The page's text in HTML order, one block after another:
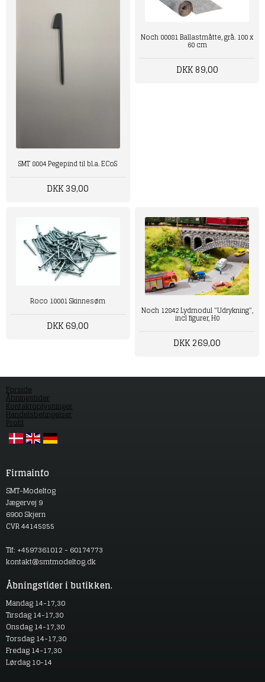
SMT 8004 Pegepind til bl.a. ECoS
DKK 39,00
Noch 00081 Ballastmåtte, grå. 100 x
60 cm
DKK 89,00
Roco 10001 Skinnesøm
DKK 69,00
Noch 12842 Lydmodul "Udrykning",
incl figurer, H0
DKK 269,00
Forside
Åbningstider
Kontaktoplysninger
Handelsbetingelser
Profil
Firmainfo
SMT-Modeltog
Jægervej 9
6900 Skjern
CVR 44145855
Tlf: +4597361012 - 60174773
kontakt@smtmodeltog.dk
Åbningstider i butikken.
Mandag 14-17,30
Tirsdag 14-17,30
Onsdag 14-17,30
Torsdag 14-17,30
Fredag 14-17,30
Lørdag 10-14